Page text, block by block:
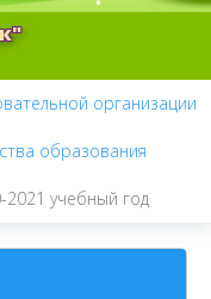
организации
образования
учебный год